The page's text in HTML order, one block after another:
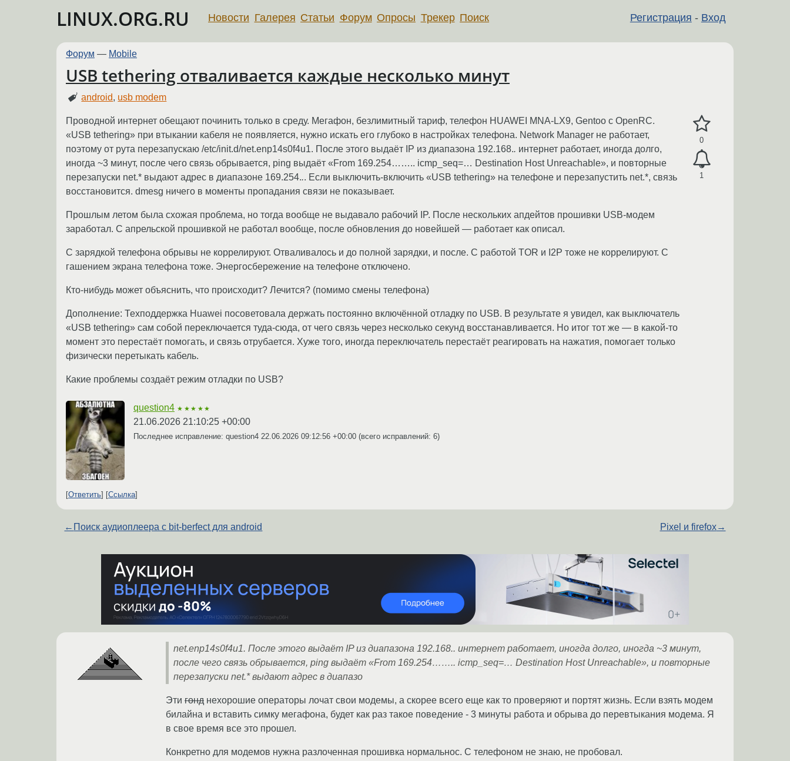
LINUX.ORG.RU Регистрация - Вход
Новости Галерея Статьи Форум Опросы Трекер Поиск
Форум — Mobile
USB tethering отваливается каждые несколько минут
android, usb modem
0
1
Проводной интернет обещают починить только в среду. Мегафон, безлимитный тариф, телефон HUAWEI MNA-LX9, Gentoo с OpenRC.
«USB tethering» при втыкании кабеля не появляется, нужно искать его глубоко в настройках телефона. Network Manager не работает,
поэтому от рута перезапускаю /etc/init.d/net.enp14s0f4u1. После этого выдаёт IP из диапазона 192.168.. интернет работает, иногда долго,
иногда ~3 минут, после чего связь обрывается, ping выдаёт «From 169.254…….. icmp_seq=… Destination Host Unreachable», и повторные
перезапуски net.* выдают адрес в диапазоне 169.254... Если выключить-включить «USB tethering» на телефоне и перезапустить net.*, связь
восстановится. dmesg ничего в моменты пропадания связи не показывает.
Прошлым летом была схожая проблема, но тогда вообще не выдавало рабочий IP. После нескольких апдейтов прошивки USB-модем
заработал. С апрельской прошивкой не работал вообще, после обновления до новейшей — работает как описал.
С зарядкой телефона обрывы не коррелируют. Отваливалось и до полной зарядки, и после. С работой TOR и I2P тоже не коррелируют. С
гашением экрана телефона тоже. Энергосбережение на телефоне отключено.
Кто-нибудь может объяснить, что происходит? Лечится? (помимо смены телефона)
Дополнение: Техподдержка Huawei посоветовала держать постоянно включённой отладку по USB. В результате я увидел, как выключатель
«USB tethering» сам собой переключается туда-сюда, от чего связь через несколько секунд восстанавливается. Но итог тот же — в какой-то
момент это перестаёт помогать, и связь отрубается. Хуже того, иногда переключатель перестаёт реагировать на нажатия, помогает только
физически перетыкать кабель.
Какие проблемы создаёт режим отладки по USB?
question4 ★★★★★
21.06.2026 21:10:25 +00:00
Последнее исправление: question4 22.06.2026 09:12:56 +00:00 (всего исправлений: 6)
Ответить Ссылка
← Поиск аудиоплеера с bit-berfect для android Pixel и firefox→
net.enp14s0f4u1. После этого выдаёт IP из диапазона 192.168.. интернет работает, иногда долго, иногда ~3 минут,
после чего связь обрывается, ping выдаёт «From 169.254…….. icmp_seq=… Destination Host Unreachable», и повторные
перезапуски net.* выдают адрес в диапазо
Эти гонд нехорошие операторы лочат свои модемы, а скорее всего еще как то проверяют и портят жизнь. Если взять модем
билайна и вставить симку мегафона, будет как раз такое поведение - 3 минуты работа и обрыва до перевтыкания модема. Я
в свое время все это прошел.
Конкретно для модемов нужна разлоченная прошивка нормальнос. С телефоном не знаю, не пробовал.